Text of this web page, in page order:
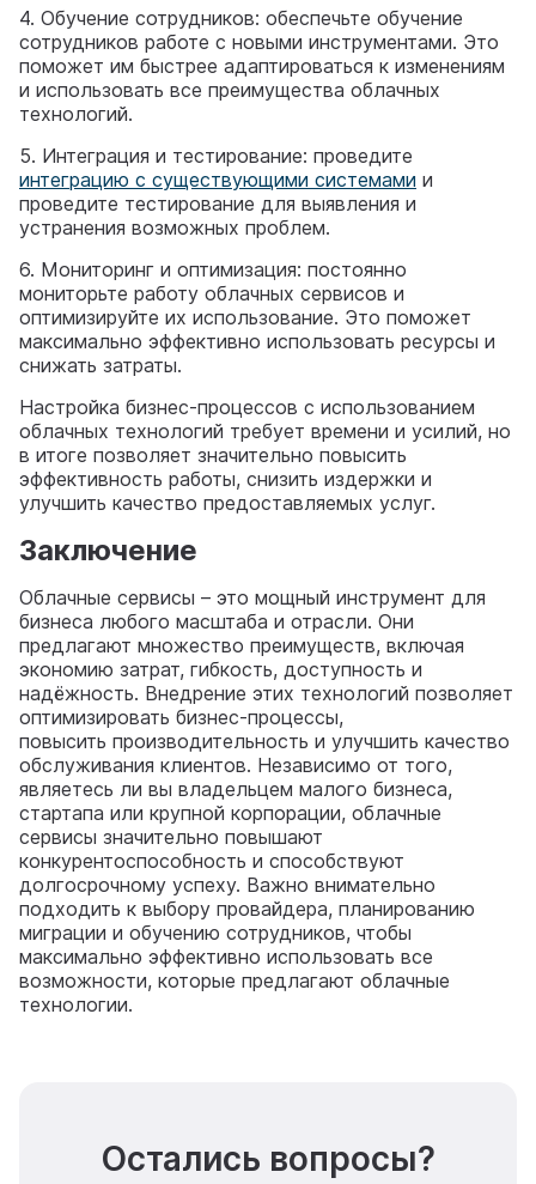
4. Обучение сотрудников: обеспечьте обучение
сотрудников работе с новыми инструментами. Это
поможет им быстрее адаптироваться к изменениям
и использовать все преимущества облачных
технологий.
5. Интеграция и тестирование: проведите
интеграцию с существующими системами и
проведите тестирование для выявления и
устранения возможных проблем.
6. Мониторинг и оптимизация: постоянно
мониторьте работу облачных сервисов и
оптимизируйте их использование. Это поможет
максимально эффективно использовать ресурсы и
снижать затраты.
Настройка бизнес-процессов с использованием
облачных технологий требует времени и усилий, но
в итоге позволяет значительно повысить
эффективность работы, снизить издержки и
улучшить качество предоставляемых услуг.
Заключение
Облачные сервисы – это мощный инструмент для
бизнеса любого масштаба и отрасли. Они
предлагают множество преимуществ, включая
экономию затрат, гибкость, доступность и
надёжность. Внедрение этих технологий позволяет
оптимизировать бизнес-процессы,
повысить производительность и улучшить качество
обслуживания клиентов. Независимо от того,
являетесь ли вы владельцем малого бизнеса,
стартапа или крупной корпорации, облачные
сервисы значительно повышают
конкурентоспособность и способствуют
долгосрочному успеху. Важно внимательно
подходить к выбору провайдера, планированию
миграции и обучению сотрудников, чтобы
максимально эффективно использовать все
возможности, которые предлагают облачные
технологии.
Остались вопросы?